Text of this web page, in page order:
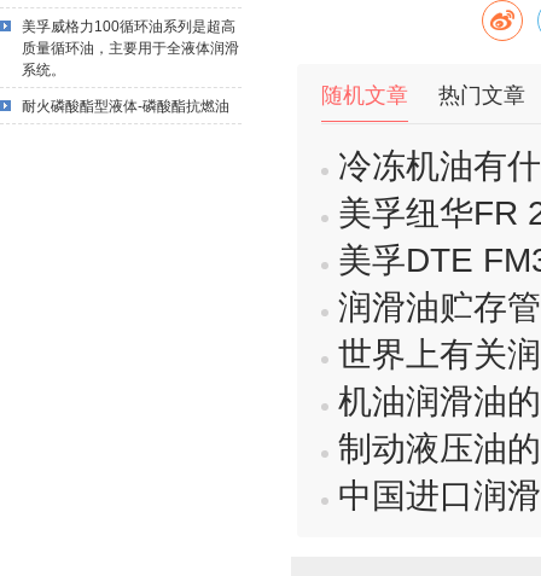
美孚威格力100循环油系列是超高
质量循环油，主要用于全液体润滑
系统。
耐火磷酸酯型液体-磷酸酯抗燃油 随机文章 热门文章
冷冻机油有
美孚纽华FR
美孚DTE
润滑油贮存
世界上有关
机油润滑油
制动液压油
中国进口润